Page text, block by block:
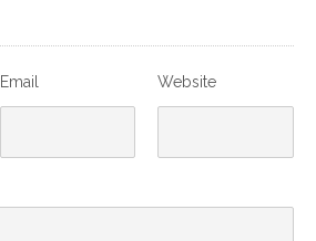
Email Website